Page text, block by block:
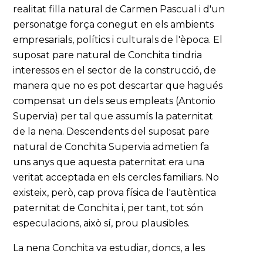
realitat filla natural de Carmen Pascual i d'un
personatge força conegut en els ambients
empresarials, polítics i culturals de l'època. El
suposat pare natural de Conchita tindria
interessos en el sector de la construcció, de
manera que no es pot descartar que hagués
compensat un dels seus empleats (Antonio
Supervia) per tal que assumís la paternitat
de la nena. Descendents del suposat pare
natural de Conchita Supervia admetien fa
uns anys que aquesta paternitat era una
veritat acceptada en els cercles familiars. No
existeix, però, cap prova física de l'autèntica
paternitat de Conchita i, per tant, tot són
especulacions, això sí, prou plausibles.
La nena Conchita va estudiar, doncs, a les